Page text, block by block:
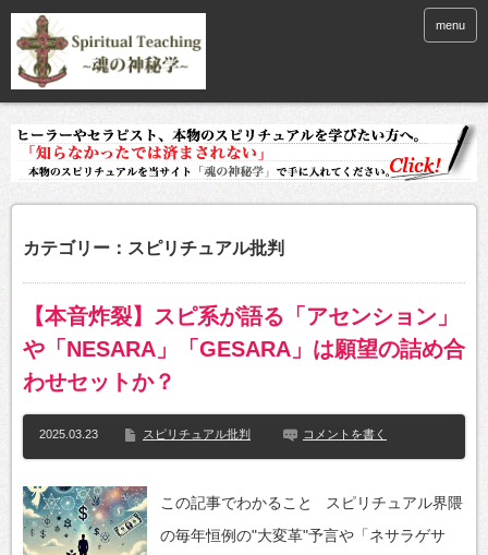
menu
カテゴリー：スピリチュアル批判
【本音炸裂】スピ系が語る「アセンション」
や「NESARA」「GESARA」は願望の詰め合
わせセットか？
2025.03.23 スピリチュアル批判 コメントを書く
この記事でわかること スピリチュアル界隈
の毎年恒例の"大変革"予言や「ネサラゲサ